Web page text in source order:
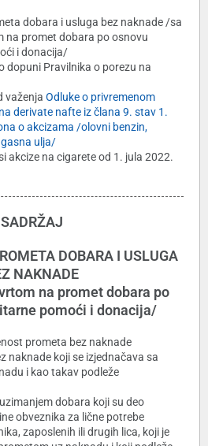
dobara i usluga bez naknade /sa
na promet dobara po osnovu
i donacija/
dopuni Pravilnika o porezu na
važenja Odluke o privremenom
derivate nafte iz člana 9. stav 1.
o akcizama /olovni benzin,
gasna ulja/
akcize na cigarete od 1. jula 2022.
SADRŽAJ
DOBARA I USLUGA
NAKNADE
na promet dobara po
pomoći i donacija/
prometa bez naknade
naknade koji se izjednačava sa
i kao takav podleže
dobara koji su deo
obveznika za lične potrebe
zaposlenih ili drugih lica, koji je